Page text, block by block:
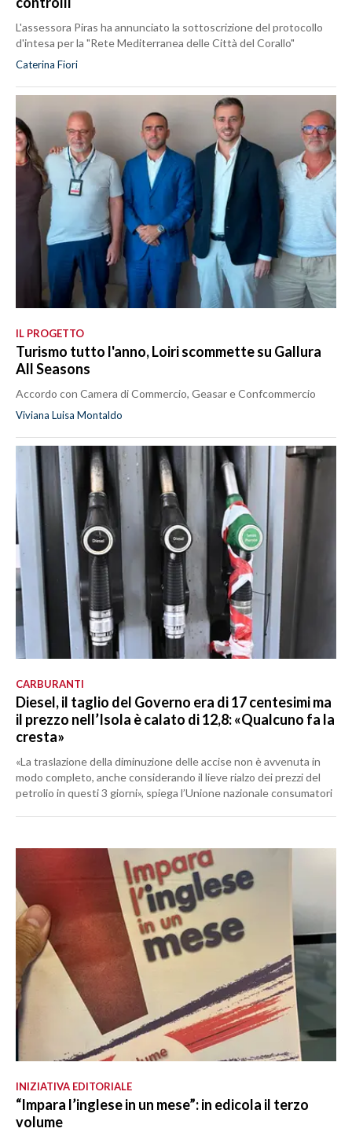
L'assessora Piras ha annunciato la sottoscrizione del protocollo
d'intesa per la "Rete Mediterranea delle Città del Corallo"
Caterina Fiori
IL PROGETTO
Turismo tutto l'anno, Loiri scommette su Gallura
All Seasons
Accordo con Camera di Commercio, Geasar e Confcommercio
Viviana Luisa Montaldo
CARBURANTI
Diesel, il taglio del Governo era di 17 centesimi ma
il prezzo nell’Isola è calato di 12,8: «Qualcuno fa la
cresta»
«La traslazione della diminuzione delle accise non è avvenuta in
modo completo, anche considerando il lieve rialzo dei prezzi del
petrolio in questi 3 giorni», spiega l’Unione nazionale consumatori
INIZIATIVA EDITORIALE
“Impara l’inglese in un mese”: in edicola il terzo
volume